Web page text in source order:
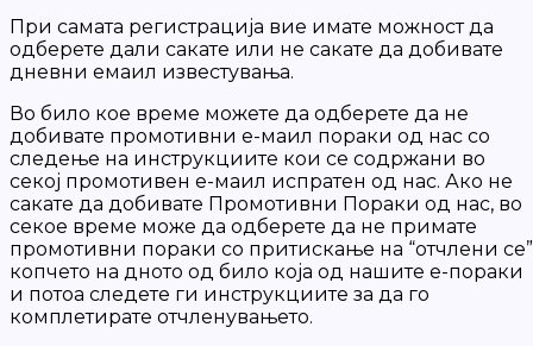
При самата регистрација вие имате можност да
одберете дали сакате или не сакате да добивате
дневни емаил известувања.
Во било кое време можете да одберете да не
добивате промотивни е-маил пораки од нас со
следење на инструкциите кои се содржани во
секој промотивен е-маил испратен од нас. Ако не
сакате да добивате Промотивни Пораки од нас, во
секое време може да одберете да не примате
промотивни пораки со притискање на “отчлени се”
копчето на дното од било која од нашите е-пораки
и потоа следете ги инструкциите за да го
комплетирате отчленувањето.